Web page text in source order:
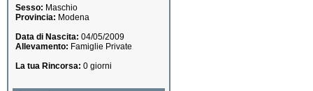
Sesso: Maschio
Provincia: Modena
Data di Nascita: 04/05/2009
Allevamento: Famiglie Private
La tua Rincorsa: 0 giorni